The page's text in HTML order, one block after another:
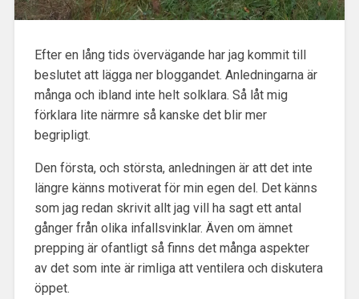
Efter en lång tids övervägande har jag kommit till
beslutet att lägga ner bloggandet. Anledningarna är
många och ibland inte helt solklara. Så låt mig
förklara lite närmre så kanske det blir mer
begripligt.
Den första, och största, anledningen är att det inte
längre känns motiverat för min egen del. Det känns
som jag redan skrivit allt jag vill ha sagt ett antal
gånger från olika infallsvinklar. Även om ämnet
prepping är ofantligt så finns det många aspekter
av det som inte är rimliga att ventilera och diskutera
öppet.